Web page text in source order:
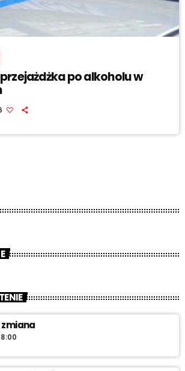
po alkoholu w